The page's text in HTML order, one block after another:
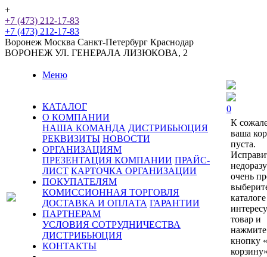
+
+7 (473) 212-17-83
+7 (473) 212-17-83
Воронеж Москва Санкт-Петербург Краснодар
ВОРОНЕЖ УЛ. ГЕНЕРАЛА ЛИЗЮКОВА, 2
Меню
КАТАЛОГ
О КОМПАНИИ
НАША КОМАНДА ДИСТРИБЬЮЦИЯ
РЕКВИЗИТЫ НОВОСТИ
ОРГАНИЗАЦИЯМ
ПРЕЗЕНТАЦИЯ КОМПАНИИ ПРАЙС-
ЛИСТ КАРТОЧКА ОРГАНИЗАЦИИ
ПОКУПАТЕЛЯМ
КОМИССИОННАЯ ТОРГОВЛЯ
ДОСТАВКА И ОПЛАТА ГАРАНТИИ
ПАРТНЕРАМ
УСЛОВИЯ СОТРУДНИЧЕСТВА
ДИСТРИБЬЮЦИЯ
КОНТАКТЫ
0
К
ваша
пуста.
очень
каталоге
товар и
нажмите
кнопку